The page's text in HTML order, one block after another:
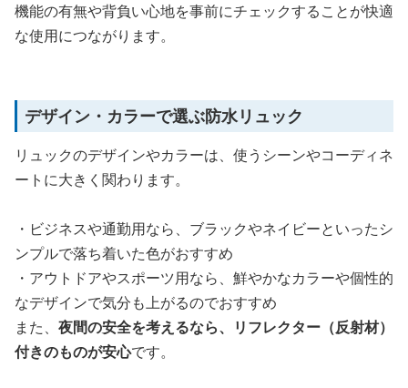
機能の有無や背負い心地を事前にチェックすることが快適
な使用につながります。
デザイン・カラーで選ぶ防水リュック
リュックのデザインやカラーは、使うシーンやコーディネ
ートに大きく関わります。
・ビジネスや通勤用なら、ブラックやネイビーといったシ
ンプルで落ち着いた色がおすすめ
・アウトドアやスポーツ用なら、鮮やかなカラーや個性的
なデザインで気分も上がるのでおすすめ
また、 夜間の安全を考えるなら、リフレクター（反射材）
付きのものが安心です。